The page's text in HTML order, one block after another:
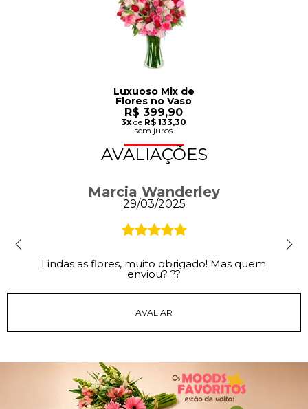
Luxuoso Mix de
Flores no Vaso
R$ 399,90
3xde R$ 133,30
sem juros
AVALIAÇÕES
Marcia Wanderley
29/03/2025
Lindas as flores, muito obrigado! Mas quem
enviou? ??